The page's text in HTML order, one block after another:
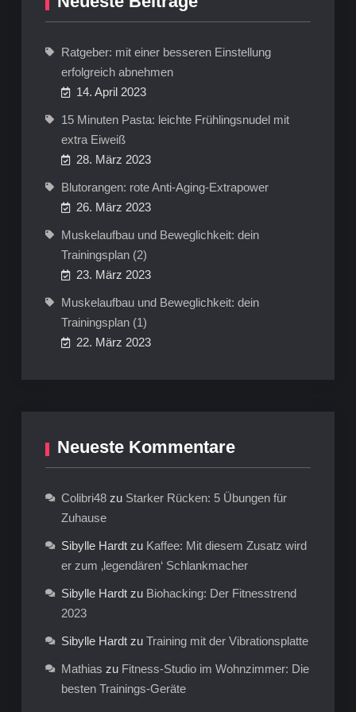
Ratgeber: mit einer besseren Einstellung
erfolgreich abnehmen
14. April 2023
15 Minuten Pasta: leichte Frühlingsnudel mit
extra Eiweiß
28. März 2023
Blutorangen: rote Anti-Aging-Extrapower
26. März 2023
Muskelaufbau und Beweglichkeit: dein
Trainingsplan (2)
23. März 2023
Muskelaufbau und Beweglichkeit: dein
Trainingsplan (1)
22. März 2023
Neueste Kommentare
Colibri48zu Starker Rücken: 5 Übungen für
Zuhause
Sibylle Hardtzu Kaffee: Mit diesem Zusatz wird
er zum ‚legendären‘ Schlankmacher
Sibylle Hardtzu Biohacking: Der Fitnesstrend
2023
Sibylle Hardtzu Training mit der Vibrationsplatte
Mathias zu Fitness-Studio im Wohnzimmer: Die
besten Trainings-Geräte